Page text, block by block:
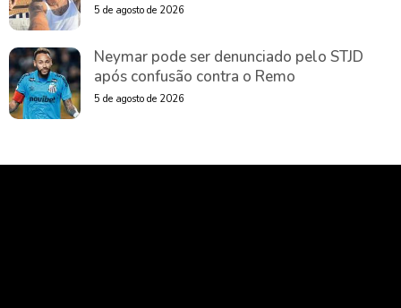
5 de agosto de 2026
Neymar pode ser denunciado pelo STJD
após confusão contra o Remo
5 de agosto de 2026